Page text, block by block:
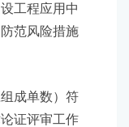
工程应用中
范风险措施
成单数）符
证评审工作